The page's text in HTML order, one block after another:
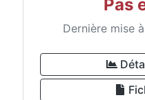
Pas
Dernière mise